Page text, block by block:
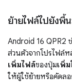
ย้ายไฟล์ไปยังพื้
Android 16 QPR2
ส่วนตัวจากโปรไฟล์ห
เพิ่มไฟล์ของปุ่มเพิ่ม
ให้ผู้ใช้ย้ายหรือคัดล